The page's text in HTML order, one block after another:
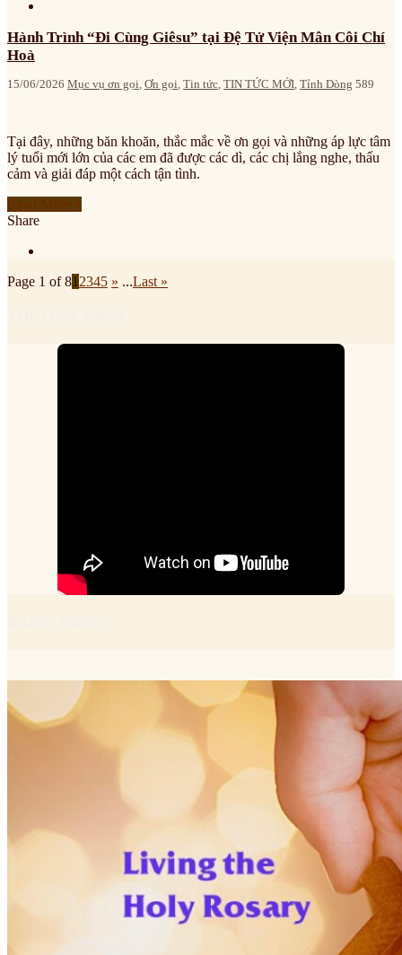
Hành Trình “Đi Cùng Giêsu” tại Đệ Tử Viện Mân Côi Chí
Hoà
15/06/2026 Mục vụ ơn gọi Ơn gọi Tin tức TIN TỨC MỚI Tỉnh Dòng 589
Tại đây, những băn khoăn, thắc mắc về ơn gọi và những áp lực tâm
lý tuổi mới lớn của các em đã được các dì, các chị lắng nghe, thấu
cảm và giải đáp một cách tận tình.
Share
Page 1 of 81 2345 » ...Last »